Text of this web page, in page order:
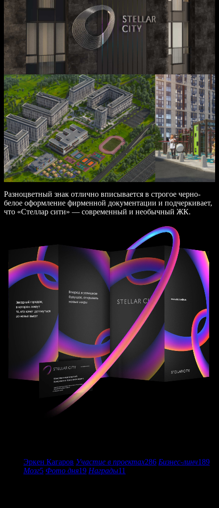
Разноцветный знак отлично вписывается в строгое черно-
белое оформление фирменной документации и подчеркивает,
что «Стеллар сити» — современный и необычный ЖК.
Эркен Кагаров Участие в проектах286 Бизнес-линч189
Мозг5 Фото дня19 Награды11